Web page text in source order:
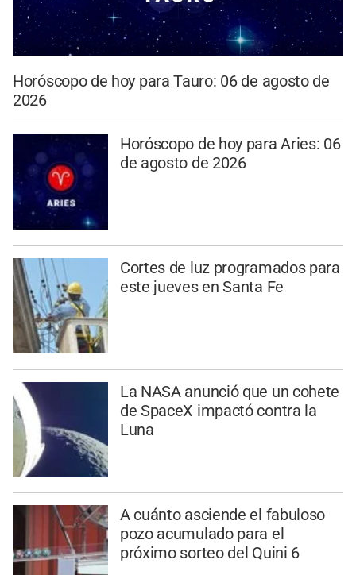
Horóscopo de hoy para Tauro: 06 de agosto de
2026
Horóscopo de hoy para Aries: 06
de agosto de 2026
Cortes de luz programados para
este jueves en Santa Fe
La NASA anunció que un cohete
de SpaceX impactó contra la
Luna
A cuánto asciende el fabuloso
pozo acumulado para el
próximo sorteo del Quini 6